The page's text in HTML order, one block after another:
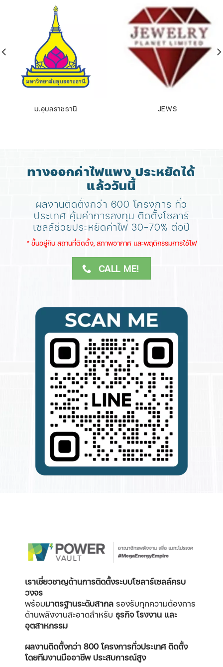
ม.อุบลราชธานี JEWS
ทางออกค่าไฟแพง ประหยัดได้
แล้ววันนี้
ผลงานติดตั้งกว่า 600 โครงการ ทั่ว
ประเทศ คุ้มค่าการลงทุน ติดตั้งโซลาร์
เซลล์ช่วยประหยัดค่าไฟ 30-70% ต่อปี
​* ขึ้นอยู่กับ สถานที่ติดตั้ง, สภาพอากาศ​ และพฤติกรรมการใช้ไฟ
CALL ME!
เราเชี่ยวชาญด้านการติดตั้งระบบโซลาร์เซลล์ครบ
วงจร
พร้อมมาตรฐานระดับสากล รองรับทุกความต้องการ
ด้านพลังงานสะอาดสำหรับ ธุรกิจ โรงงาน และ
อุตสาหกรรม
ผลงานติดตั้งกว่า 800 โครงการทั่วประเทศติดตั้ง
โดยทีมงานมืออาชีพ ประสบการณ์สูง